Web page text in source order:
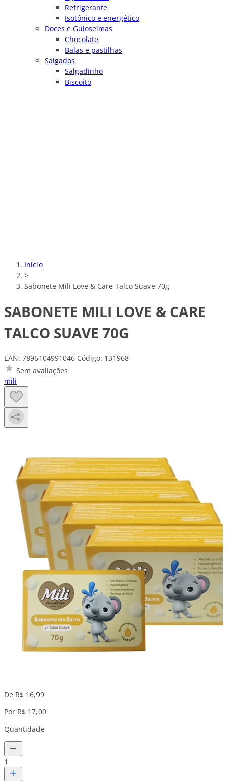
Refrigerante
Isotônico e energético
Doces e Guloseimas
Chocolate
Balas e pastilhas
Salgados
Salgadinho
Biscoito
Início
>
Sabonete Mili Love & Care Talco Suave 70g
SABONETE MILI LOVE & CARE
TALCO SUAVE 70G
EAN: 7896104991046 Código: 131968
Sem avaliações
mili
De R$ 16,99
Por R$ 17,00
Quantidade
1